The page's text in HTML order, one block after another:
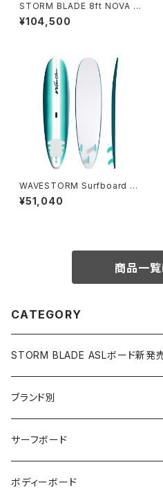
STORM BLADE 8ft NOVA S
URFBOARD - TURQUOISE
¥104,500
WAVESTORM Surfboard 7f
t6 LIMITED 日本限定版 - SE
A FOAM
¥51,040
商品一覧
CATEGORY
STORM BLADE ASLボード新発
ブランド別
V-BODY BOARDS
ZEBEC
サーフボード
サーフボード
ボディーボード